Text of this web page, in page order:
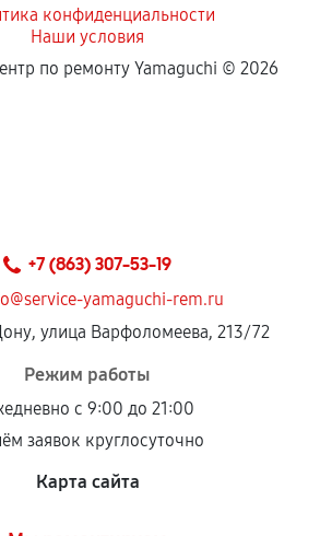
конфиденциальности
Наши условия
по ремонту Yamaguchi © 2026
+7 (863) 307-53-19
yamaguchi-rem.ru
улица Варфоломеева, 213/72
Режим работы
с 9:00 до 21:00
заявок круглосуточно
Карта сайта